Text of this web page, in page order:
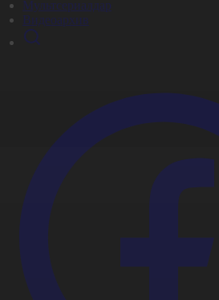
Мультсериалдар
Видеоархив